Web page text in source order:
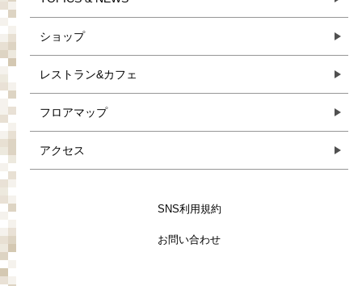
ショップ
レストラン&カフェ
フロアマップ
アクセス
SNS利用規約
お問い合わせ